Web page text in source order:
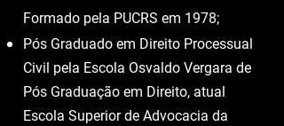
Formado pela PUCRS em 1978;
Pós Graduado em Direito Processual
Civil pela Escola Osvaldo Vergara de
Pós Graduação em Direito, atual
Escola Superior de Advocacia da